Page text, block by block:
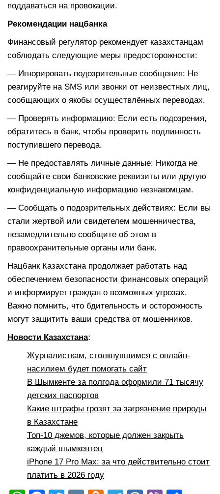
поддаваться на провокации.
Рекомендации нацбанка
Финансовый регулятор рекомендует казахстанцам
соблюдать следующие меры предосторожности:
— Игнорировать подозрительные сообщения: Не
реагируйте на SMS или звонки от неизвестных лиц,
сообщающих о якобы осуществлённых переводах.
— Проверять информацию: Если есть подозрения,
обратитесь в банк, чтобы проверить подлинность
поступившего перевода.
— Не предоставлять личные данные: Никогда не
сообщайте свои банковские реквизиты или другую
конфиденциальную информацию незнакомцам.
— Сообщать о подозрительных действиях: Если вы
стали жертвой или свидетелем мошенничества,
незамедлительно сообщите об этом в
правоохранительные органы или банк.
Нацбанк Казахстана продолжает работать над
обеспечением безопасности финансовых операций
и информирует граждан о возможных угрозах.
Важно помнить, что бдительность и осторожность
могут защитить ваши средства от мошенников.
Новости Казахстана:
Журналисткам, столкнувшимся с онлайн-
насилием будет помогать сайт
В Шымкенте за полгода оформили 71 тысячу
детских паспортов
Какие штрафы грозят за загрязнение природы
в Казахстане
Топ-10 джемов, которые должен закрыть
каждый шымкентец
iPhone 17 Pro Max: за что действительно стоит
платить в 2026 году